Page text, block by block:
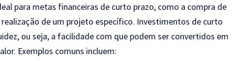
para metas financeiras de curto prazo, como a compra de
de um projeto específico. Investimentos de curto
ou seja, a facilidade com que podem ser convertidos em
Exemplos comuns incluem: